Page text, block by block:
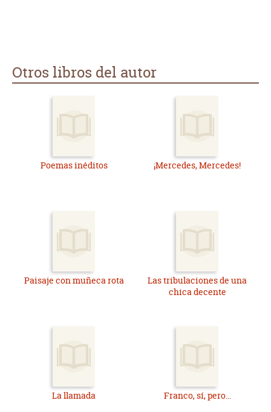
Otros libros del autor
Poemas inéditos ¡Mercedes, Mercedes!
Paisaje con muñeca rota
Las tribulaciones de una
chica decente
La llamada Franco, sí, pero...